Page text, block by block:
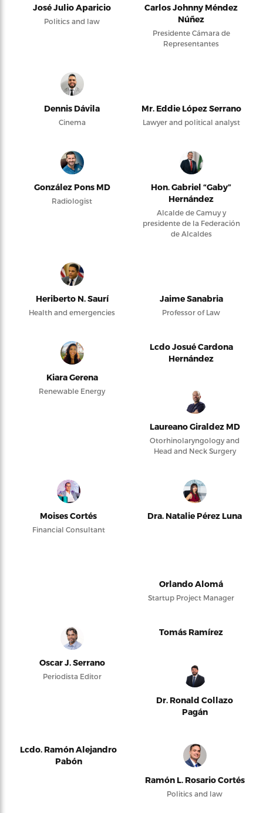
José Julio Aparicio
Politics and law
Carlos Johnny Méndez
Núñez
Presidente Cámara de
Representantes
Dennis Dávila
Cinema
Mr. Eddie López Serrano
Lawyer and political analyst
González Pons MD
Radiologist
Hon. Gabriel “Gaby”
Hernández
Alcalde de Camuy y
presidente de la Federación
de Alcaldes
Heriberto N. Saurí
Health and emergencies
Jaime Sanabria
Professor of Law
Kiara Gerena
Renewable Energy
Lcdo Josué Cardona
Hernández
Laureano Giraldez MD
Otorhinolaryngology and
Head and Neck Surgery
Moises Cortés
Financial Consultant
Dra. Natalie Pérez Luna
Orlando Alomá
Startup Project Manager
Oscar J. Serrano
Periodista Editor
Tomás Ramírez
Dr. Ronald Collazo
Pagán
Lcdo. Ramón Alejandro
Pabón
Ramón L. Rosario Cortés
Politics and law